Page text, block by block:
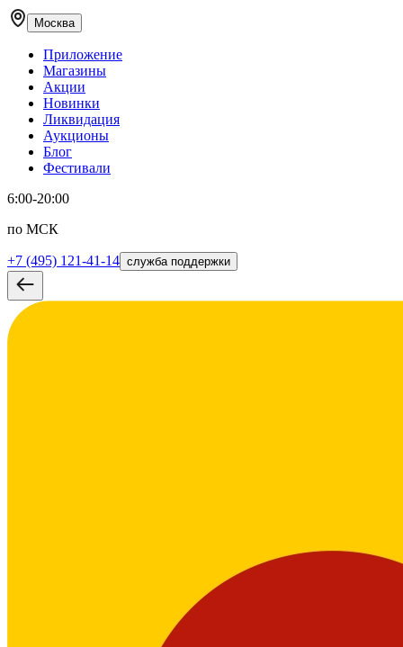
Москва
Приложение
Магазины
Акции
Новинки
Ликвидация
Аукционы
Блог
Фестивали
6:00-20:00
по МСК
+7 (495) 121-41-14 служба поддержки